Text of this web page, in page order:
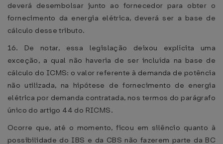
deverá desembolsar junto ao fornecedor para obter o
fornecimento da energia elétrica, deverá ser a base de
cálculo desse tributo.
16. De notar, essa legislação deixou explícita uma
exceção, a qual não haveria de ser incluída na base de
cálculo do ICMS: o valor referente à demanda de potência
não utilizada, na hipótese de fornecimento de energia
elétrica por demanda contratada, nos termos do parágrafo
único do artigo 44 do RICMS.
Ocorre que, até o momento, ficou em silêncio quanto à
possibilidade do IBS e da CBS não fazerem parte da BC